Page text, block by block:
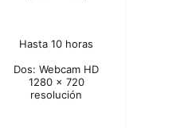
Hasta 10 horas
Dos: Webcam HD
1280 x 720
resolución